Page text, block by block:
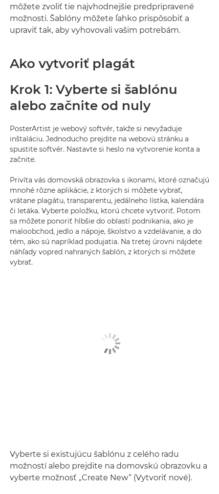
môžete zvoliť tie najvhodnejšie predpripravené
možnosti. Šablóny môžete ľahko prispôsobiť a
upraviť tak, aby vyhovovali vašim potrebám.
Ako vytvoriť plagát
Krok 1: Vyberte si šablónu
alebo začnite od nuly
PosterArtist je webový softvér, takže si nevyžaduje
inštaláciu. Jednoducho prejdite na webovú stránku a
spustite softvér. Nastavte si heslo na vytvorenie konta a
začnite.
Privíta vás domovská obrazovka s ikonami, ktoré označujú
mnohé rôzne aplikácie, z ktorých si môžete vybrať,
vrátane plagátu, transparentu, jedálneho lístka, kalendára
či letáka. Vyberte položku, ktorú chcete vytvoriť. Potom
sa môžete ponoriť hlbšie do oblastí podnikania, ako je
maloobchod, jedlo a nápoje, školstvo a vzdelávanie, a do
tém, ako sú napríklad podujatia. Na tretej úrovni nájdete
náhľady vopred nahraných šablón, z ktorých si môžete
vybrať.
Vyberte si existujúcu šablónu z celého radu
možností alebo prejdite na domovskú obrazovku a
vyberte možnosť „Create New“ (Vytvoriť nové).